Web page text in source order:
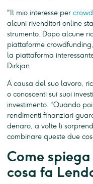
"Il mio interesse per
alcuni rivenditori online
strumento. Dopo alcune
piattaforme
la piattaforma
Dirkjan.
A causa del suo lavoro,
o conoscenti sui suoi
investimento. "Quando
rendimenti finanziari
denaro, a volte li
combinare queste due
Come
cosa fa